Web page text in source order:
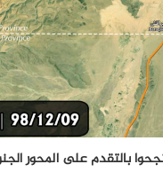
بالتقدم على المحور